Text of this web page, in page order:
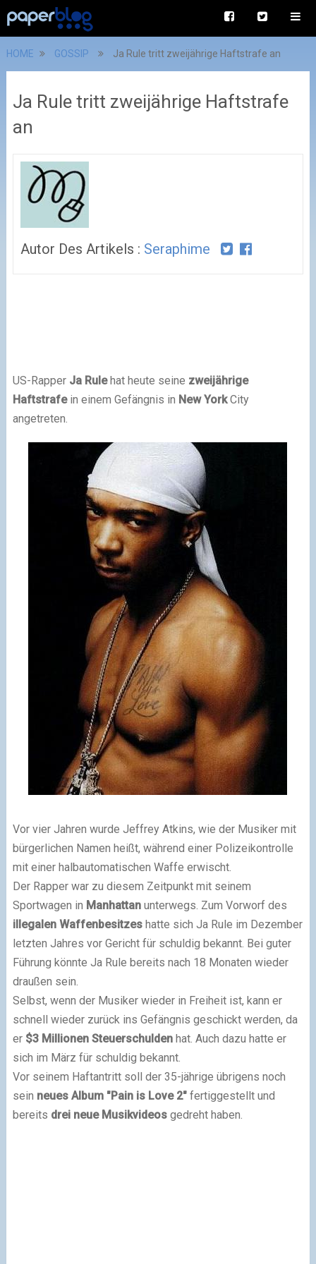
HOME GOSSIP Ja Rule tritt zweijährige Haftstrafe an
Ja Rule tritt zweijährige Haftstrafe
an
Autor Des Artikels : Seraphime
US-Rapper Ja Rulehat heute seine zweijährige
Haftstrafein einem Gefängnis in New YorkCity
angetreten.
Vor vier Jahren wurde Jeffrey Atkins, wie der Musiker mit
bürgerlichen Namen heißt, während einer Polizeikontrolle
mit einer halbautomatischen Waffe erwischt.
Der Rapper war zu diesem Zeitpunkt mit seinem
Sportwagen in Manhattanunterwegs. Zum Vorworf des
illegalen Waffenbesitzeshatte sich Ja Rule im Dezember
letzten Jahres vor Gericht für schuldig bekannt. Bei guter
Führung könnte Ja Rule bereits nach 18 Monaten wieder
draußen sein.
Selbst, wenn der Musiker wieder in Freiheit ist, kann er
schnell wieder zurück ins Gefängnis geschickt werden, da
er $3 Millionen Steuerschuldenhat. Auch dazu hatte er
sich im März für schuldig bekannt.
Vor seinem Haftantritt soll der 35-jährige übrigens noch
sein neues Album "Pain is Love 2"fertiggestellt und
bereits drei neue Musikvideosgedreht haben.